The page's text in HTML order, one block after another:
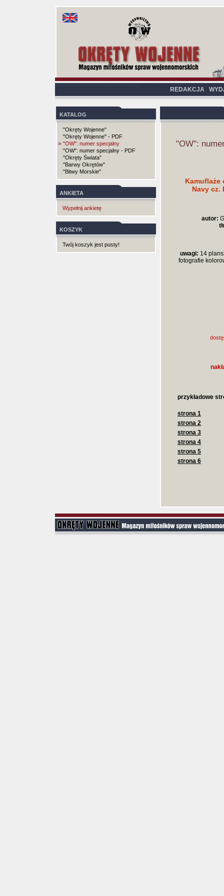
REDAKCJA
KATALOG
"Okręty Wojenne"
"Okręty Wojenne" - PDF
» "OW": numer specjalny
"OW": numer specjalny - PDF
"Okręty Świata"
"Barwy Okrętów"
"Bitwy Morskie"
ANKIETA
Wypełnij ankietę
KOSZYK
Twój koszyk jest pusty!
"OW":
Kamuflaże
Navy cz.
autor:
uwagi: 14
fotografie
przykładowe
strona 1
strona 2
strona 3
strona 4
strona 5
strona 6